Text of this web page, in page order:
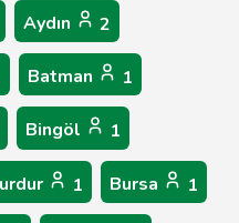
Aydın 2
Batman 1
Bingöl 1
1 Bursa 1